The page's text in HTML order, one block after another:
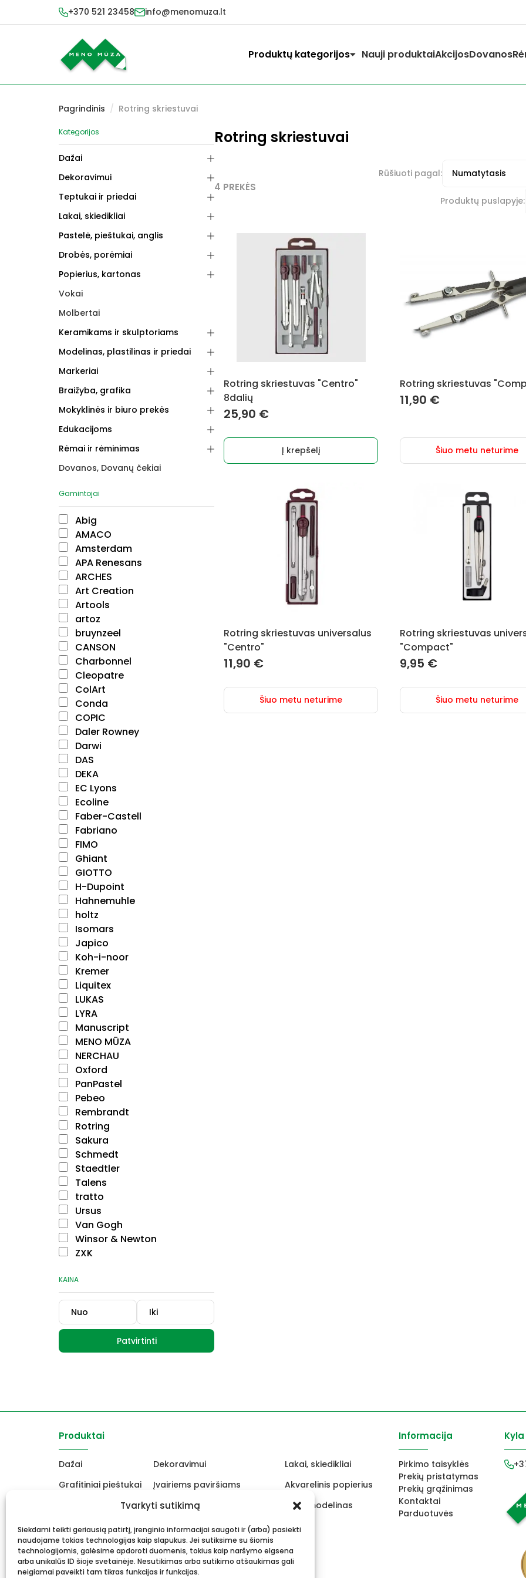
Tvarkyti sutikimą
Siekdami teikti geriausią patirtį, įrenginio informacijai saugoti ir (arba) pasiekti
naudojame tokias technologijas kaip slapukus. Jei sutiksime su šiomis
technologijomis, galėsime apdoroti duomenis, tokius kaip naršymo elgsena
arba unikalūs ID šioje svetainėje. Nesutikimas arba sutikimo atšaukimas gali
neigiamai paveikti tam tikras funkcijas ir funkcijas.
+370 521 23458 info@menomuza.lt
Produktų kategorijos Nauji produktaiAkcijosDovanos
Pagrindinis / Rotring skriestuvai
Kategorijos
Dažai
Dekoravimui
Teptukai ir priedai
Lakai, skiedikliai
Pastelė, pieštukai, anglis
Drobės, porėmiai
Popierius, kartonas
Vokai
Molbertai
Keramikams ir skulptoriams
Modelinas, plastilinas ir priedai
Markeriai
Braižyba, grafika
Mokyklinės ir biuro prekės
Edukacijoms
Rėmai ir rėminimas
Dovanos, Dovanų čekiai
Gamintojai
Abig
AMACO
Amsterdam
APA Renesans
ARCHES
Art Creation
Artools
artoz
bruynzeel
CANSON
Charbonnel
Cleopatre
ColArt
Conda
COPIC
Daler Rowney
Darwi
DAS
DEKA
EC Lyons
Ecoline
Faber-Castell
Fabriano
FIMO
Ghiant
GIOTTO
H-Dupoint
Hahnemuhle
holtz
Isomars
Japico
Koh-i-noor
Kremer
Liquitex
LUKAS
LYRA
Manuscript
MENO MŪZA
NERCHAU
Oxford
PanPastel
Pebeo
Rembrandt
Rotring
Sakura
Schmedt
Staedtler
Talens
tratto
Ursus
Van Gogh
Winsor & Newton
ZXK
KAINA
Patvirtinti
Rotring skriestuvai
4 PREKĖS
Produktų puslapyje:
Rūšiuoti pagal:
Rotring skriestuvas "Centro"
8dalių
25,90 €
Į krepšelį
Rotring skriestuvas
11,90 €
Šiuo metu neturime
Rotring skriestuvas universalus
"Centro"
11,90 €
Šiuo metu neturime
Rotring skriestuvas
"Compact"
9,95 €
Šiuo metu neturime
Produktai
Dažai Dekoravimui
Lakai, skiedikliai
Grafitiniai pieštukai
Įvairiems paviršiams
Akvarelinis popierius
Keramikams ir skulptoriams
FIMO modelinas
Drobės, porėmiai
Mokyklinės ir biuro prekės
Vokai
Rėmai ir rėminimas
Dovanos, Dovanų čekiai
Informacija
Pirkimo taisyklės
Prekių pristatymas
Prekių grąžinimas
Kontaktai
Parduotuvės